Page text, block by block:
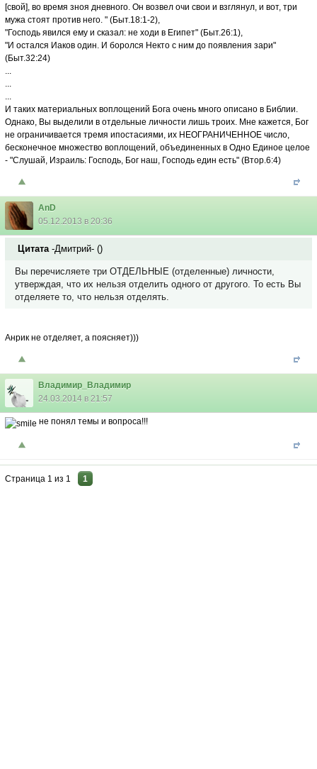
[свой], во время зноя дневного. Он возвел очи свои и взглянул, и вот, три
мужа стоят против него. " (Быт.18:1-2),
"Господь явился ему и сказал: не ходи в Египет" (Быт.26:1),
"И остался Иаков один. И боролся Некто с ним до появления зари"
(Быт.32:24)
...
...
...
И таких материальных воплощений Бога очень много описано в Библии.
Однако, Вы выделили в отдельные личности лишь троих. Мне кажется, Бог
не ограничивается тремя ипостасиями, их НЕОГРАНИЧЕННОЕ число,
бесконечное множество воплощений, объединенных в Одно Единое целое
- "Слушай, Израиль: Господь, Бог наш, Господь един есть" (Втор.6:4)
AnD
05.12.2013 в 20:36
Цитата -Дмитрий- ()
Вы перечисляете три ОТДЕЛЬНЫЕ (отделенные) личности,
утверждая, что их нельзя отделить одного от другого. То есть Вы
отделяете то, что нельзя отделять.
Анрик не отделяет, а поясняет)))
Владимир_Владимир
24.03.2014 в 21:57
не понял темы и вопроса!!!
Страница 1 из 1 1